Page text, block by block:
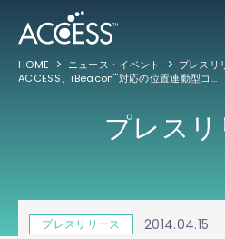
HOME ニュース・イベント
プレスリ
ACCESS、iBeacon™対応の位置連動型コンテンツ配信ソリューション「ACCESS
プレスリ
プレスリリース 2014.04.15